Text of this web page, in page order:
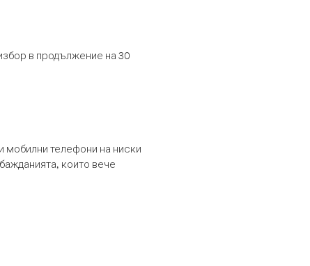
в продължение на 30
мобилни телефони на ниски
които вече